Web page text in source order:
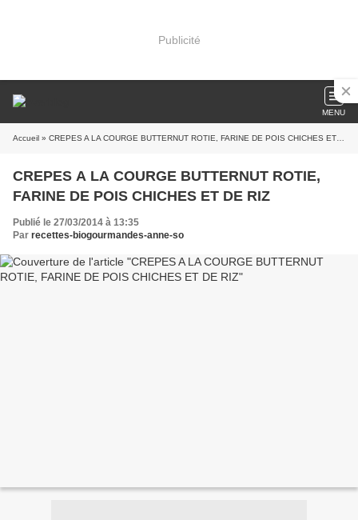
Publicité
MENU
Accueil » CREPES A LA COURGE BUTTERNUT ROTIE, FARINE DE POIS CHICHES ET DE RIZ
CREPES A LA COURGE BUTTERNUT ROTIE,
FARINE DE POIS CHICHES ET DE RIZ
Publié le 27/03/2014 à 13:35
Par recettes-biogourmandes-anne-so